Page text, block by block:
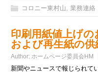
コロニー東村山 ,業務連絡
印刷用紙値上げの
および再生紙の
Author: ホームページ委員会HM
新聞やニュースで報じられて